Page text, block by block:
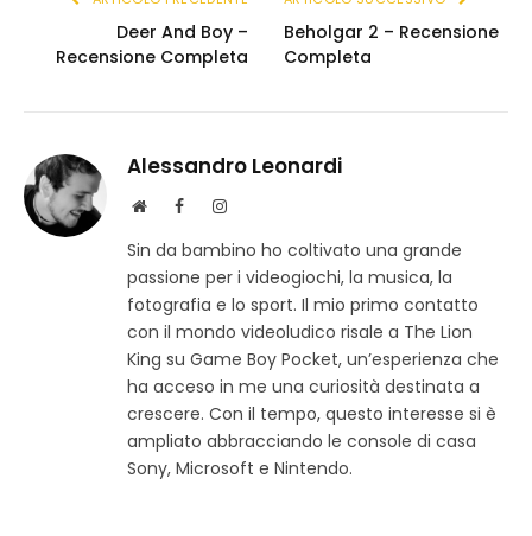
Deer And Boy –
Recensione Completa
Beholgar 2 – Recensione
Completa
Alessandro Leonardi
S
t
o
w
F
c
e
b
k
I
s
t
a
a
m
Sin da bambino ho coltivato una grande
passione per i videogiochi, la musica, la
fotografia e lo sport. Il mio primo contatto
con il mondo videoludico risale a The Lion
King su Game Boy Pocket, un’esperienza che
ha acceso in me una curiosità destinata a
crescere. Con il tempo, questo interesse si è
ampliato abbracciando le console di casa
Sony, Microsoft e Nintendo.